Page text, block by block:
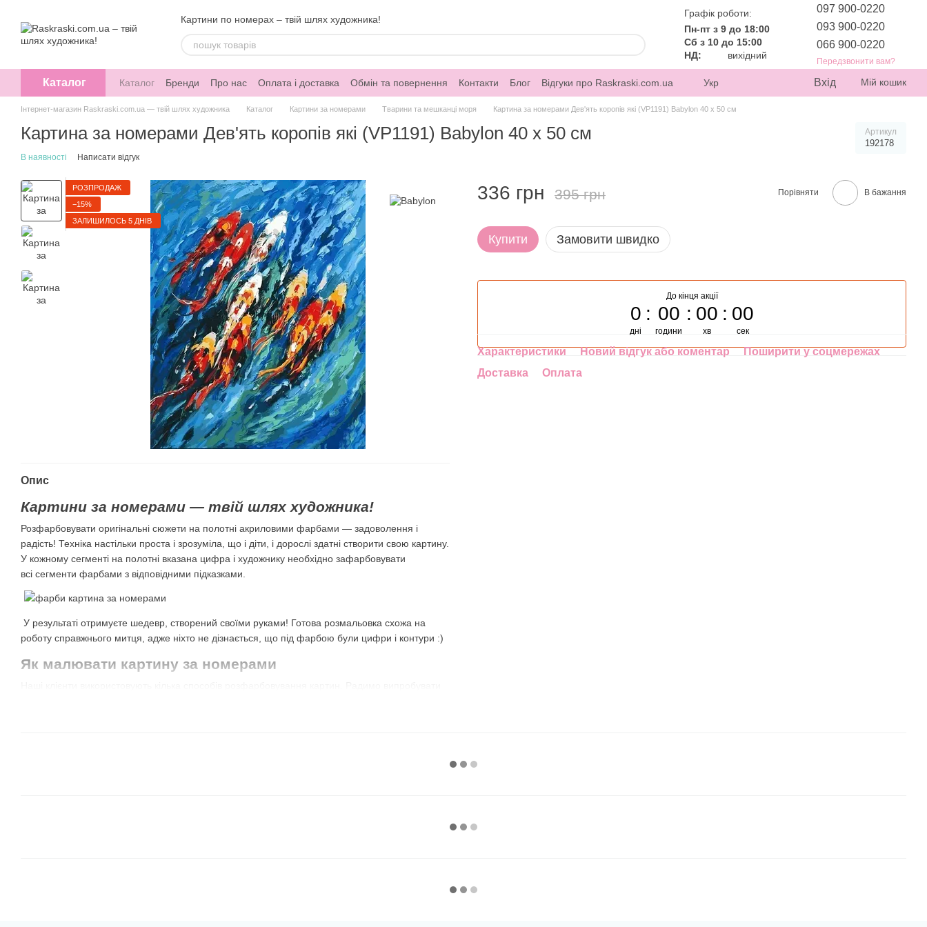
Картини по номерах – твій шлях художника!
Графік роботи:
Пн-пт з 9 до 18:00
Сб з 10 до 15:00
НД:
вихідний
097 900-0220
093 900-0220
066 900-0220
Передзвонити вам?
Каталог Каталог Бренди Про нас Оплата і доставка Обмін та повернення Контакти Блог Відгуки про Raskraski.com.ua Укр Вхід Мій кошик
Інтернет-магазин Raskraski.com.ua — твій шлях художника Каталог Картини за номерами Тварини та мешканці моря Картина за номерами Дев'ять коропів які (VP1191) Babylon 40 х 50 см
Картина за номерами Дев'ять коропів які (VP1191) Babylon 40 х 50 см Артикул
192178
В наявності Написати відгук
РОЗПРОДАЖ
−15%
ЗАЛИШИЛОСЬ 5 ДНІВ
Опис
Картини за номерами — твій шлях художника!
Розфарбовувати оригінальні сюжети на полотні акриловими фарбами — задоволення і
радість! Техніка настільки проста і зрозуміла, що і діти, і дорослі здатні створити свою картину.
У кожному сегменті на полотні вказана цифра і художнику необхідно зафарбовувати
всі сегменти фарбами з відповідними підказками.
У результаті отримуєте шедевр, створений своїми руками! Готова розмальовка схожа на
роботу справжнього митця, адже ніхто не дізнається, що під фарбою були цифри і контури :)
Як малювати картину за номерами
336 грн 395 грн Порівняти В бажання
Купити Замовити швидко
До кінця акції
0
дні
00
години
00
хв
00
сек
Характеристики Новий відгук або коментар
Поширити у соцмережах
Доставка
Оплата